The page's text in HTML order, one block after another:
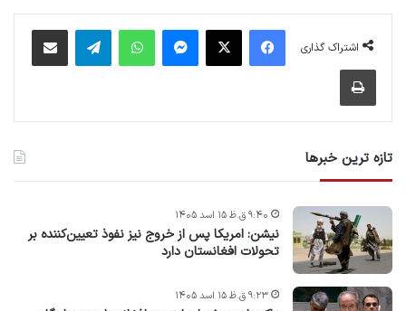
اشتراک گذاری
فیس بوک X پیام رسان واتس آپ تلگرام اشتراک گذاری از طریق ایمیل
چاپ
تازه ترین خبرها
نیشن: امریکا پس از خروج نیز نفوذ تعیین‌کننده بر
تحولات افغانستان دارد
۹:۴۰ ق.ظ ۱۵ اسد ۱۴۰۵
۹:۲۳ ق.ظ ۱۵ اسد ۱۴۰۵